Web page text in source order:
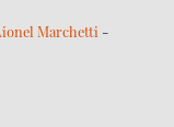
Marchetti -